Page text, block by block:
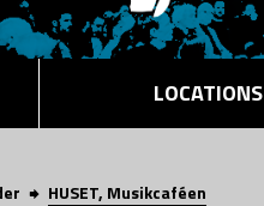
LOCATIONS
HUSET, Musikcaféen